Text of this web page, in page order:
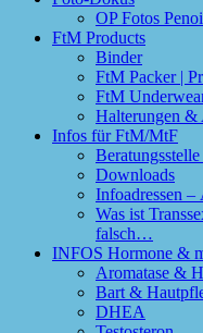
OP Fotos
FtM Products
Binder
FtM Packer |
FtM
Halterungen &
Infos für FtM/MtF
Downloads
Infoadressen –
Was ist
falsch…
INFOS Hormone &
Aromatase &
Bart &
DHEA